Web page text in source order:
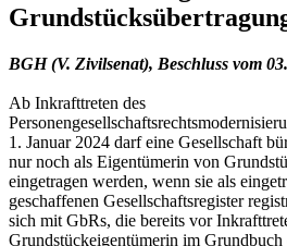
BGH (V. Zivilsenat), Beschluss vom
Ab Inkrafttreten des
1. Januar 2024 darf eine Gesellschaft
nur noch als Eigentümerin von
eingetragen werden, wenn sie als
geschaffenen Gesellschaftsregister
sich mit GbRs, die bereits vor
Grundstückeigentümerin im Grundbuch